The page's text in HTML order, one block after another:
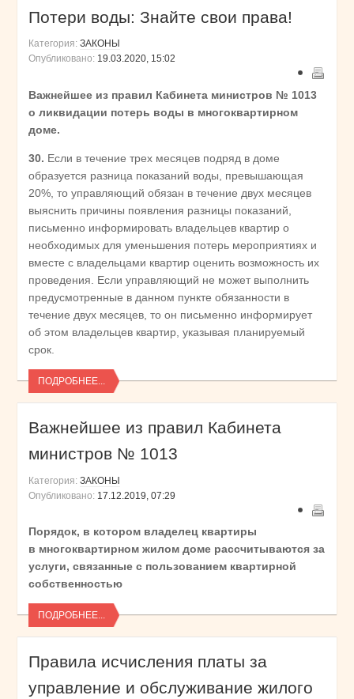
Потери воды: Знайте свои права!
Категория: ЗАКОНЫ
Опубликовано: 19.03.2020, 15:02
Важнейшее из правил Кабинета министров № 1013
о ликвидации потерь воды в многоквартирном
доме.
30. Если в течение трех месяцев подряд в доме
образуется разница показаний воды, превышающая
20%, то управляющий обязан в течение двух месяцев
выяснить причины появления разницы показаний,
письменно информировать владельцев квартир о
необходимых для уменьшения потерь мероприятиях и
вместе с владельцами квартир оценить возможность их
проведения. Если управляющий не может выполнить
предусмотренные в данном пункте обязанности в
течение двух месяцев, то он письменно информирует
об этом владельцев квартир, указывая планируемый
срок.
ПОДРОБНЕЕ...
Важнейшее из правил Кабинета
министров № 1013
Категория: ЗАКОНЫ
Опубликовано: 17.12.2019, 07:29
Порядок, в котором владелец квартиры
в многоквартирном жилом доме раcсчитываются за
услуги, связанные с пользованием квартирной
собственностью
ПОДРОБНЕЕ...
Правила исчисления платы за
управление и обслуживание жилого